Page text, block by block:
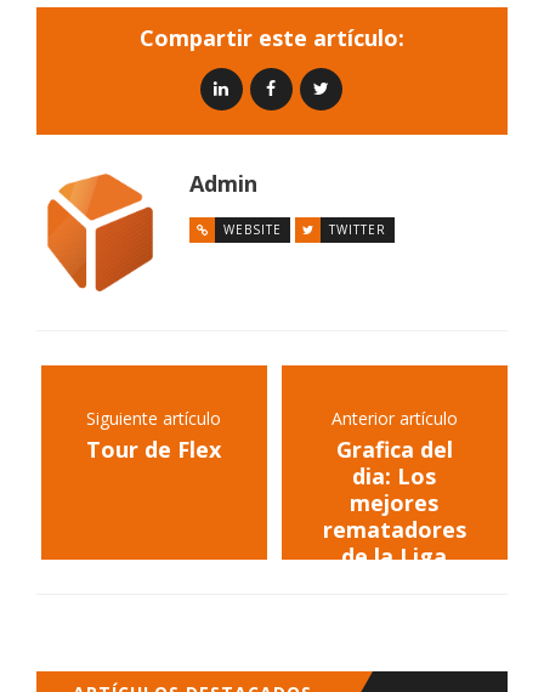
Compartir este artículo:
Admin
WEBSITE TWITTER
Siguiente artículo
Tour de Flex
Anterior artículo
Grafica del
dia: Los
mejores
rematadores
de la Liga